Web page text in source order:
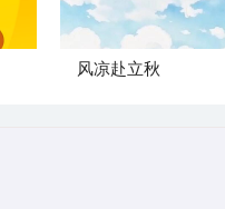
风凉赴立秋